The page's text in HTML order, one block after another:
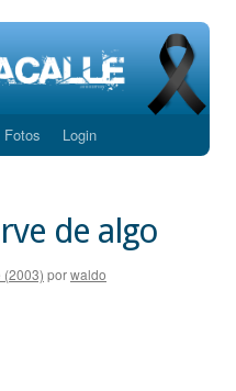
Fotos Login
de algo
(2003) porwaldo